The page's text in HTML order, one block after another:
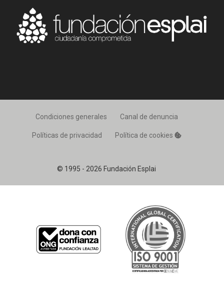
© 1995 - 2026 Fundación Esplai
Condiciones generales Canal de denuncia
Políticas de privacidad Política de cookies